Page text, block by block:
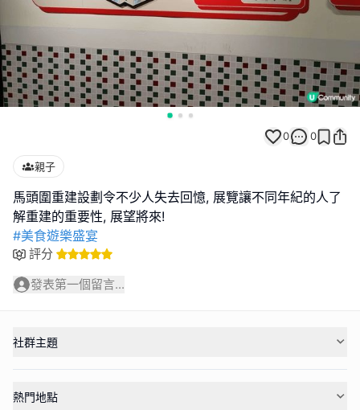
0 0
親子
馬頭圍重建設劃令不少人失去回憶, 展覽讓不同年紀的人了
#美食遊樂盛宴
評分
發表第一個留言...
社群主題
熱門地點